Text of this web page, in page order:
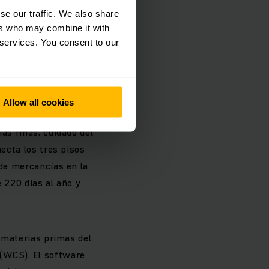
our traffic. We also share
who may combine it with
You consent to our
Allow all cookies
sino también
dos
viajan en
de
el elevador de
finas, cuidado del
los tres pisos
mercancías en la
220 días al año y
primas del
El software